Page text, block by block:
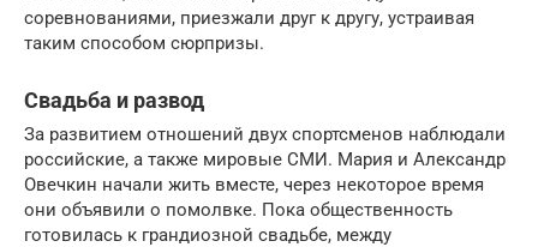
соревнованиями, приезжали друг к другу, устраивая
таким способом сюрпризы.
Свадьба и развод
За развитием отношений двух спортсменов наблюдали
российские, а также мировые СМИ. Мария и Александр
Овечкин начали жить вместе, через некоторое время
они объявили о помолвке. Пока общественность
готовилась к грандиозной свадьбе, между